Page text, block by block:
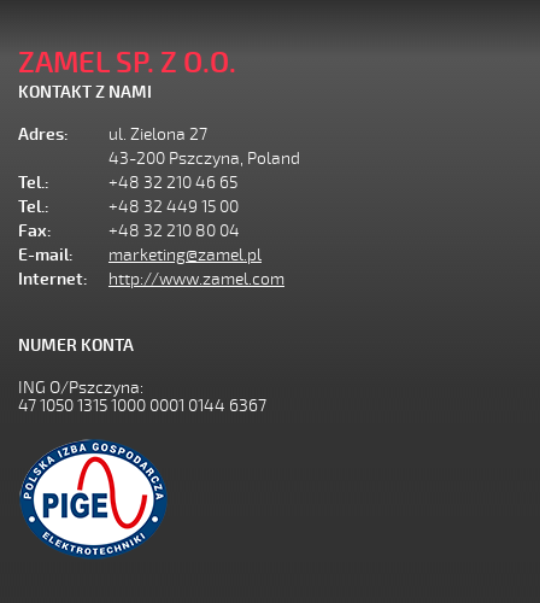
ZAMEL SP. Z O.O.
KONTAKT Z NAMI
Adres:
ul. Zielona 27
43-200 Pszczyna, Poland
Tel.:
+48 32 210 46 65
Tel.:
+48 32 449 15 00
Fax:
+48 32 210 80 04
E-mail:
marketing@zamel.pl
Internet:
http://www.zamel.com
NUMER KONTA
ING O/Pszczyna:
47 1050 1315 1000 0001 0144 6367